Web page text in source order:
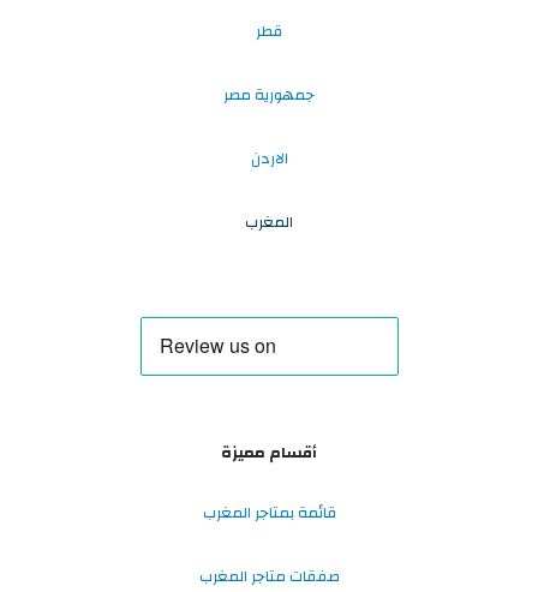
قطر
جمهورية مصر
الاردن
المغرب
أقسام مميزة
قائمة بمتاجر المغرب
صفقات متاجر المغرب